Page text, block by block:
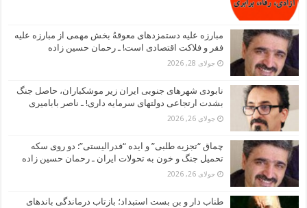
مبارزه علیه دستمزدهای معوقهُ بخش مهمی از مبارزه علیه
فقر و فلاکت اقتصادی است! ـ رحمان حسین زاده
جولای 28, 2026
نابودی شهرهای جنوبی ایران زیر موشکباران، حاصل جنگ
بشدت ارتجاعی دولتهای سرمایه داری! ـ ناصر بابامیری
جولای 26, 2026
چماق “تجزیه طلبی” و ایده “فدرالیستی”: دو روی سکه
تحمیل جنگ و خون به تحولات ایران ـ رحمان حسین زاده
جولای 26, 2026
طناب دار و بن بست استبداد؛ بازتاب درماندگی باندهای